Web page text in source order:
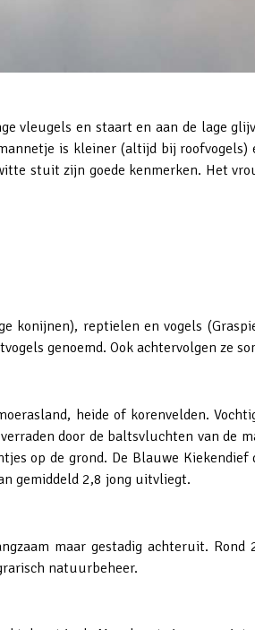
vleugels en staart en aan de lage
is kleiner (altijd bij
stuit zijn goede kenmerken. Het
reptielen en vogels
genoemd. Ook achtervolgen ze
heide of korenvelden.
door de baltsvluchten van de
op de grond. De Blauwe
gemiddeld 2,8 jong uitvliegt.
maar gestadig achteruit. Rond
natuurbeheer.